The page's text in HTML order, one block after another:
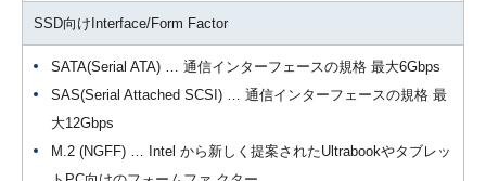
SSD向けInterface/Form Factor
SATA(Serial ATA) … 通信インターフェースの規格 最大6Gbps
SAS(Serial Attached SCSI) … 通信インターフェースの規格 最
大12Gbps
M.2 (NGFF) … Intel から新しく提案されたUltrabookやタブレッ